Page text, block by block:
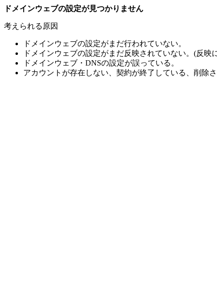
ドメインウェブの設定が見つかりません
考えられる原因
ドメインウェブの設定がまだ行われていない。
ドメインウェブの設定がまだ反映されていない。(反
ドメインウェブ・DNSの設定が誤っている。
アカウントが存在しない、契約が終了している、削除